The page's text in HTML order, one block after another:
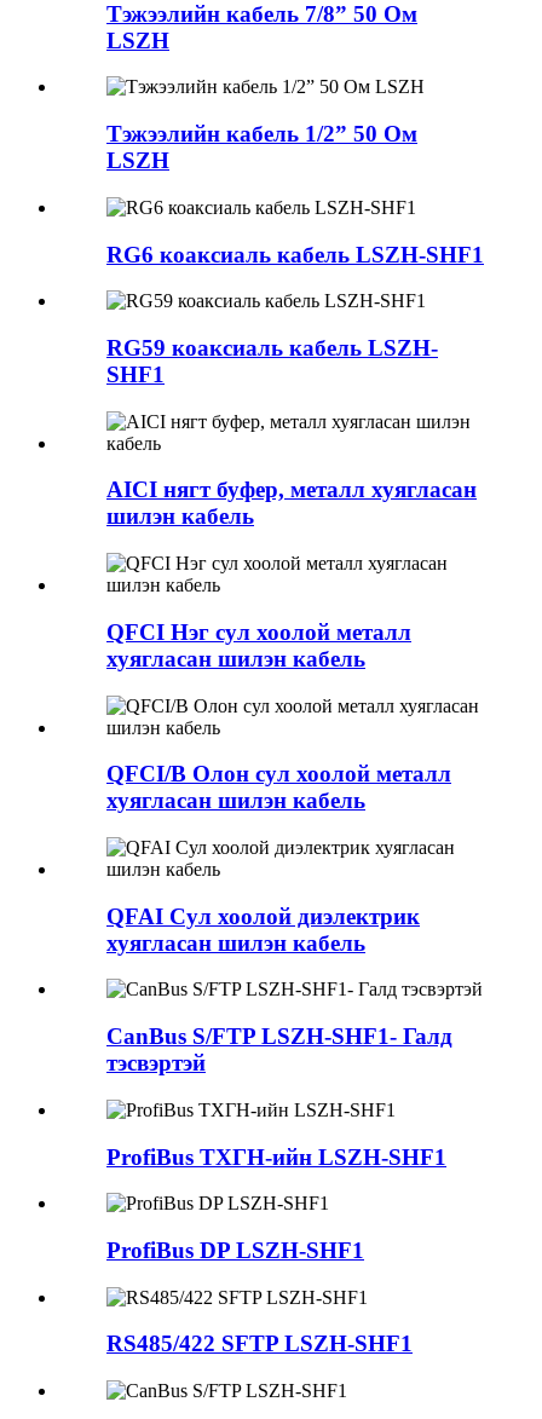
Тэжээлийн кабель 7/8” 50 Ом
LSZH
Тэжээлийн кабель 1/2” 50 Ом
LSZH
RG6 коаксиаль кабель LSZH-SHF1
RG59 коаксиаль кабель LSZH-
SHF1
AICI нягт буфер, металл хуягласан
шилэн кабель
QFCI Нэг сул хоолой металл
хуягласан шилэн кабель
QFCI/B Олон сул хоолой металл
хуягласан шилэн кабель
QFAI Сул хоолой диэлектрик
хуягласан шилэн кабель
CanBus S/FTP LSZH-SHF1- Галд
тэсвэртэй
ProfiBus ТХГН-ийн LSZH-SHF1
ProfiBus DP LSZH-SHF1
RS485/422 SFTP LSZH-SHF1